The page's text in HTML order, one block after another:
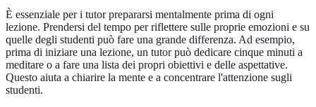
È essenziale per i tutor prepararsi mentalmente prima di ogni
lezione. Prendersi del tempo per riflettere sulle proprie emozioni e su
quelle degli studenti può fare una grande differenza. Ad esempio,
prima di iniziare una lezione, un tutor può dedicare cinque minuti a
meditare o a fare una lista dei propri obiettivi e delle aspettative.
Questo aiuta a chiarire la mente e a concentrare l'attenzione sugli
studenti.